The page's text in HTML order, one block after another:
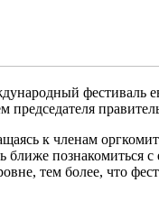
фестиваль
председателя
к членам
познакомиться с
тем более, что